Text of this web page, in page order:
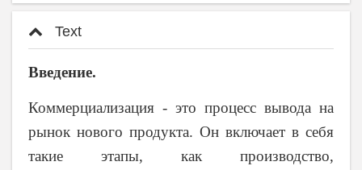
Text
Введение.
Коммерциализация - это процесс вывода на
рынок нового продукта. Он включает в себя
такие этапы, как производство,